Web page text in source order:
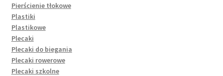
Pierścienie tłokowe
Plastiki
Plastikowe
Plecaki
Plecaki do biegania
Plecaki rowerowe
Plecaki szkolne